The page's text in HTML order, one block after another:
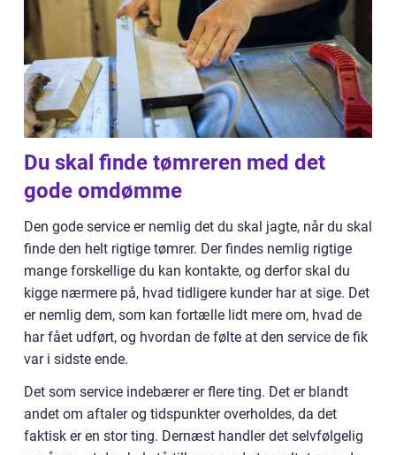
Du skal finde tømreren med det
gode omdømme
Den gode service er nemlig det du skal jagte, når du skal
finde den helt rigtige tømrer. Der findes nemlig rigtige
mange forskellige du kan kontakte, og derfor skal du
kigge nærmere på, hvad tidligere kunder har at sige. Det
er nemlig dem, som kan fortælle lidt mere om, hvad de
har fået udført, og hvordan de følte at den service de fik
var i sidste ende.
Det som service indebærer er flere ting. Det er blandt
andet om aftaler og tidspunkter overholdes, da det
faktisk er en stor ting. Dernæst handler det selvfølgelig